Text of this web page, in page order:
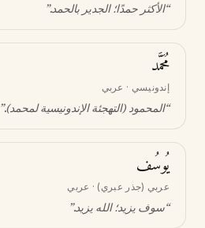
“الأكثر حمدًا؛ الجدير بالحمد.”
مُحَمَّد
إندونيسي · عربي
“المحمود (التهجئة الإندونيسية لمحمد).”
يُوسُف
عربي (جذر عبري) · عربي
“سوف يزيد؛ الله يزيد.”